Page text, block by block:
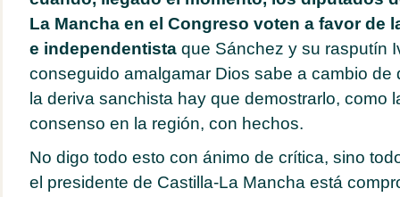
La Mancha en el Congreso voten a favor de
e independentistaque Sánchez y su rasputín
conseguido amalgamar Dios sabe a cambio de
la deriva sanchista hay que demostrarlo, como
consenso en la región, con hechos.
No digo todo esto con ánimo de crítica, sino
el presidente de Castilla-La Mancha está